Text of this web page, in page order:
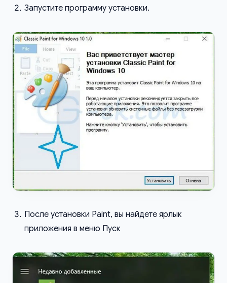
Запустите программу установки.
После установки Paint, вы найдете ярлык
приложения в меню Пуск